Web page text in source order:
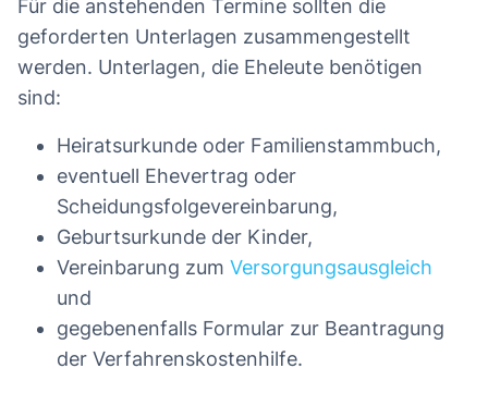
Für die anstehenden Termine sollten die
geforderten Unterlagen zusammengestellt
werden. Unterlagen, die Eheleute benötigen
sind:
Heiratsurkunde oder Familienstammbuch,
eventuell Ehevertrag oder
Scheidungsfolgevereinbarung,
Geburtsurkunde der Kinder,
Vereinbarung zum Versorgungsausgleich
und
gegebenenfalls Formular zur Beantragung
der Verfahrenskostenhilfe.